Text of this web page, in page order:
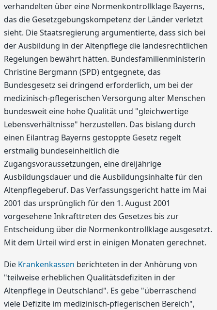
verhandelten über eine Normenkontrollklage Bayerns,
das die Gesetzgebungskompetenz der Länder verletzt
sieht. Die Staatsregierung argumentierte, dass sich bei
der Ausbildung in der Altenpflege die landesrechtlichen
Regelungen bewährt hätten. Bundesfamilienministerin
Christine Bergmann (SPD) entgegnete, das
Bundesgesetz sei dringend erforderlich, um bei der
medizinisch-pflegerischen Versorgung alter Menschen
bundesweit eine hohe Qualität und "gleichwertige
Lebensverhältnisse" herzustellen. Das bislang durch
einen Eilantrag Bayerns gestoppte Gesetz regelt
erstmalig bundeseinheitlich die
Zugangsvoraussetzungen, eine dreijährige
Ausbildungsdauer und die Ausbildungsinhalte für den
Altenpflegeberuf. Das Verfassungsgericht hatte im Mai
2001 das ursprünglich für den 1. August 2001
vorgesehene Inkrafttreten des Gesetzes bis zur
Entscheidung über die Normenkontrollklage ausgesetzt.
Mit dem Urteil wird erst in einigen Monaten gerechnet.
Die Krankenkassen berichteten in der Anhörung von
"teilweise erheblichen Qualitätsdefiziten in der
Altenpflege in Deutschland". Es gebe "überraschend
viele Defizite im medizinisch-pflegerischen Bereich",